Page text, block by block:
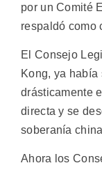
por un Comité
respaldó como
El Consejo
Kong, ya
drásticamente
directa y se
soberanía
Ahora los